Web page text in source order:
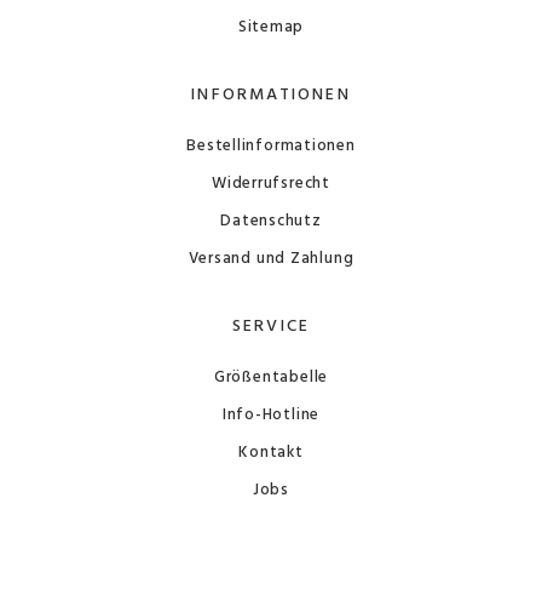
Sitemap
INFORMATIONEN
Bestellinformationen
Widerrufsrecht
Datenschutz
Versand und Zahlung
SERVICE
Größentabelle
Info-Hotline
Kontakt
Jobs